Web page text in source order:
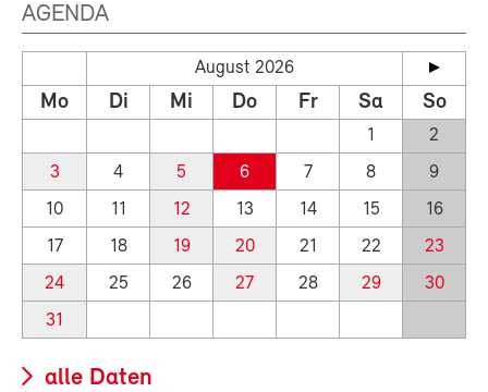
AGENDA
August 2026
Mo Di Mi Do Fr Sa So
1
2
3
4 5 6 7 8
9
10
11 12 13 14 15
16
17
18 19 20 21 22
23
24
25 26 27 28 29
30
31
alle Daten